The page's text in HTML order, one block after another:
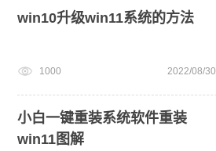
win10升级win11系统的方法
1000 2022/08/30
小白一键重装系统软件重装
win11图解